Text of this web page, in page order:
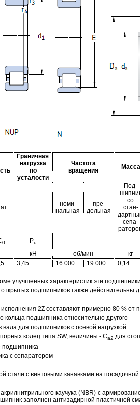
Граничная
нагрузка
по
усталости
Частота
вращения
Масса
номи-
нальная
пре-
дельная
Под-
со
стан-
сепа-
0 Pu
кН об/мин кг
3,45 16 000 19 000 0,14
улучшенных характеристик эти
подшипников также действительны
2Z составляют примерно 80 % от
подшипника относительно другого
для подшипников с осевой нагрузкой
колец типа SW, величины - Ca2 для
подшипника
с сепаратором
стали с винтовыми канавками на посадочной
каучука (NBR) с
заполнен антизадирной пластичной